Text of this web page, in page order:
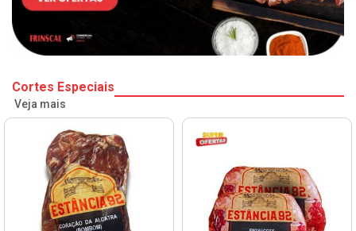
Cortes Especiais
Veja mais